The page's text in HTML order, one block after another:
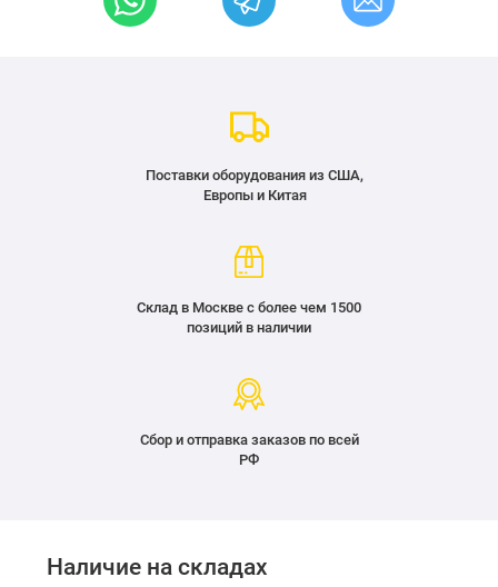
Поставки оборудования из США,
Европы и Китая
Склад в Москве с более чем 1500
позиций в наличии
Сбор и отправка заказов по всей
РФ
Наличие на складах